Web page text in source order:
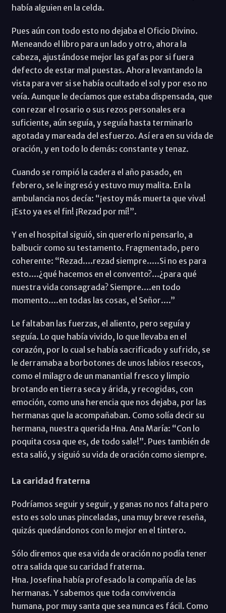
había alguien en la celda.
Pues aún con todo esto no dejaba el Oficio Divino.
Meneando el libro para un lado y otro, ahora la
cabeza, ajustándose mejor las gafas por si fuera
defecto de estar mal puestas. Ahora levantando la
vista para ver si se había ocultado el sol y por eso no
veía. Aunque le decíamos que estaba dispensada, que
con rezar el rosario o sus rezos personales era
suficiente, aún seguía, y seguía hasta terminarlo
agotada y mareada del esfuerzo. Así era en su vida de
oración, y en todo lo demás: constante y tenaz.
Cuando se rompió la cadera el año pasado, en
febrero, se le ingresó y estuvo muy malita. En la
ambulancia nos decía: “¡estoy más muerta que viva!
¡Esto ya es el fin! ¡Rezad por mí!”.
Y en el hospital siguió, sin quererlo ni pensarlo, a
balbucir como su testamento. Fragmentado, pero
coherente: “Rezad....rezad siempre.....Si no es para
esto....¿qué hacemos en el convento?...¿para qué
nuestra vida consagrada? Siempre....en todo
momento....en todas las cosas, el Señor....”
Le faltaban las fuerzas, el aliento, pero seguía y
seguía. Lo que había vivido, lo que llevaba en el
corazón, por lo cual se había sacrificado y sufrido, se
le derramaba a borbotones de unos labios resecos,
como el milagro de un manantial fresco y limpio
brotando en tierra seca y árida, y recogidas, con
emoción, como una herencia que nos dejaba, por las
hermanas que la acompañaban. Como solía decir su
hermana, nuestra querida Hna. Ana María: “Con lo
poquita cosa que es, de todo sale!”. Pues también de
esta salió, y siguió su vida de oración como siempre.
La caridad fraterna
Podríamos seguir y seguir, y ganas no nos falta pero
esto es solo unas pinceladas, una muy breve reseña,
quizás quedándonos con lo mejor en el tintero.
Sólo diremos que esa vida de oración no podía tener
otra salida que su caridad fraterna.
Hna. Josefina había profesado la compañía de las
hermanas. Y sabemos que toda convivencia
humana, por muy santa que sea nunca es fácil. Como